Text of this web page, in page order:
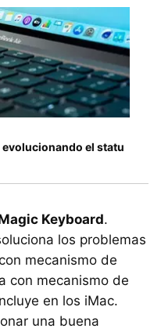
el statu
Keyboard.
los problemas
mecanismo de
con mecanismo de
en los iMac.
una buena